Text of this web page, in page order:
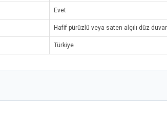
Evet
Hafif pürüzlü veya saten alçılı düz
Türkiye